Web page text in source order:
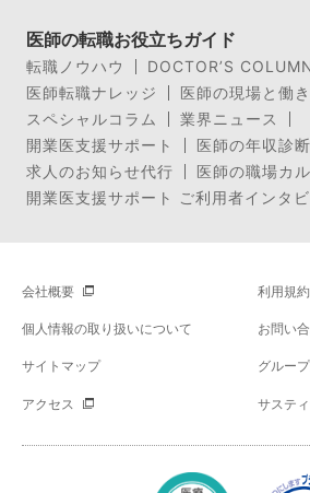
医師の転職お役立ちガイド
転職ノウハウ
DOCTOR’S
医師転職ナレッジ
医師の現場と働
スペシャルコラム
業界ニュース
開業医支援サポート
医師の年収診断
求人のお知らせ代行
医師の職場カ
開業医支援サポート ご利用者インタ
会社概要 利用規約
個人情報の取り扱いについて お問い
サイトマップ グルー
アクセス サステ